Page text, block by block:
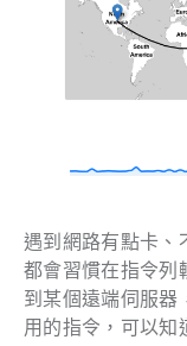
遇到網路有點卡、
都會習慣在指令列
到某個遠端伺服器
用的指令，可以知